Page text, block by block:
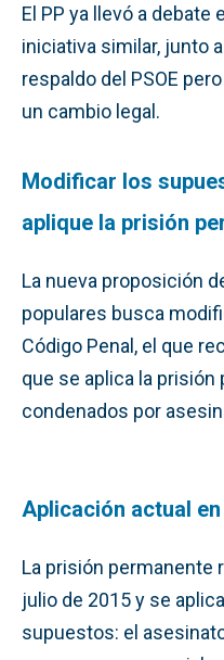
El PP ya llevó a debate
iniciativa similar, junto
respaldo del PSOE
un cambio legal.
Modificar los
aplique la prisión
La nueva proposición
populares busca
Código Penal, el que
que se aplica la
condenados por
Aplicación actual
La prisión permanente
julio de 2015 y se
supuestos: el